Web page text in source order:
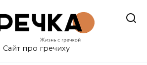
Сайт про гречиху